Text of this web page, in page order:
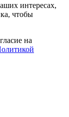
интересах,
чтобы
на